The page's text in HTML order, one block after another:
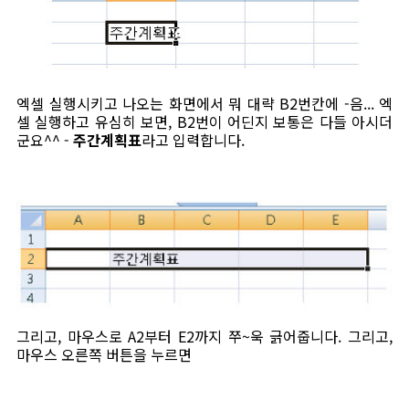
엑셀 실행시키고 나오는 화면에서 뭐 대략 B2번칸에 -음... 엑
셀 실행하고 유심히 보면, B2번이 어딘지 보통은 다들 아시더
군요^^ - 주간계획표라고 입력합니다.
그리고, 마우스로 A2부터 E2까지 쭈~욱 긁어줍니다. 그리고,
마우스 오른쪽 버튼을 누르면